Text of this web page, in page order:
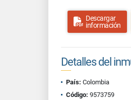
Descargar
información
Detalles del
País: Colombia
Código: 9573759